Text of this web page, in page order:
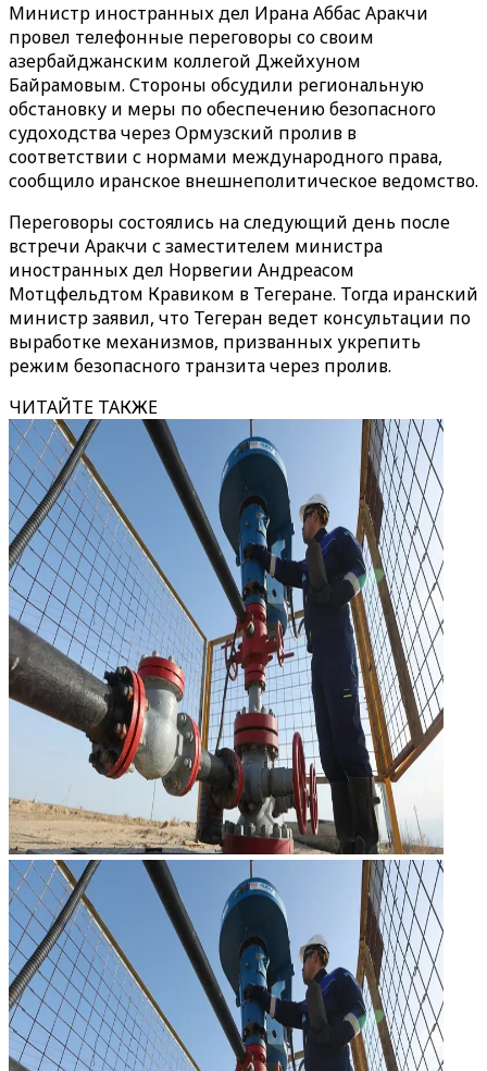
Министр иностранных дел Ирана Аббас Аракчи
провел телефонные переговоры со своим
азербайджанским коллегой Джейхуном
Байрамовым. Стороны обсудили региональную
обстановку и меры по обеспечению безопасного
судоходства через Ормузский пролив в
соответствии с нормами международного права,
сообщило иранское внешнеполитическое ведомство.
Переговоры состоялись на следующий день после
встречи Аракчи с заместителем министра
иностранных дел Норвегии Андреасом
Мотцфельдтом Кравиком в Тегеране. Тогда иранский
министр заявил, что Тегеран ведет консультации по
выработке механизмов, призванных укрепить
режим безопасного транзита через пролив.
ЧИТАЙТЕ ТАКЖЕ